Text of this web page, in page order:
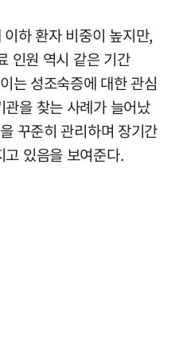
하 환자 비중이 높지만,
인원 역시 같은 기간
는 성조숙증에 대한 관심
을 찾는 사례가 늘어났
꾸준히 관리하며 장기간
있음을 보여준다.